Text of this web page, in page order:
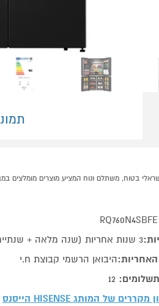
RQ760N4SBFE
3 שנות אחריות (שנה מלאה + שנתיים בעלות הגעת טכנאי לפי מחירון החברה)
האחריות:היבואן הרשמי קבוצת ח.י
12
מקררים של המותג HISENSE הייסנס